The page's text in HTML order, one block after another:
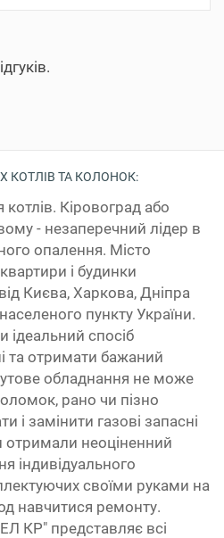
КОТЛІВ ТА КОЛОНОК:
Кіровоград або
- незаперечний лідер в
опалення. Місто
і будинки
Києва, Харкова, Дніпра
пункту України.
ідеальний спосіб
та отримати бажаний
обладнання не може
рано чи пізно
і замінити газові запасні
отримали неоціненний
індивідуального
своїми руками на
навчитися ремонту.
КР" представляє всі